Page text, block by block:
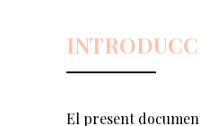
El present